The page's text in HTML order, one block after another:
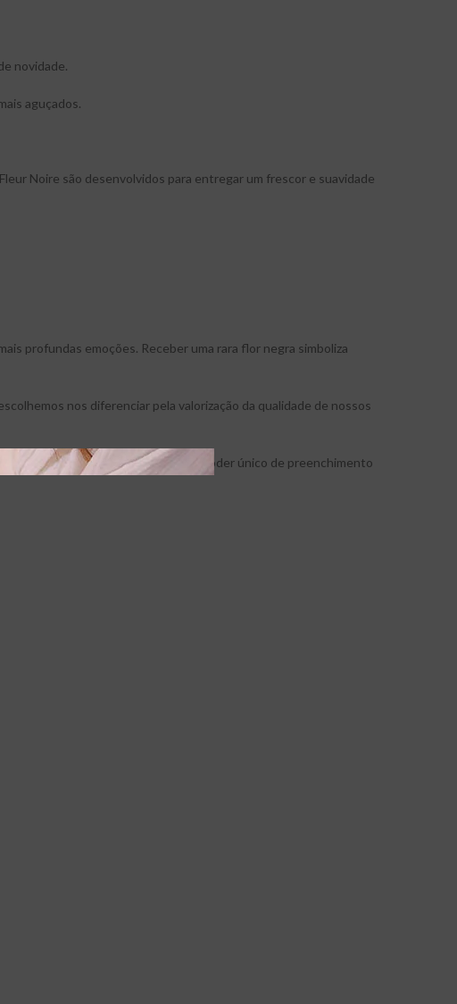
novidade.
aguçados.
Noire são desenvolvidos para entregar um frescor e suavidade
profundas emoções. Receber uma rara flor negra simboliza
nos diferenciar pela valorização da qualidade de nossos
sempre marcantes e com um poder único de preenchimento